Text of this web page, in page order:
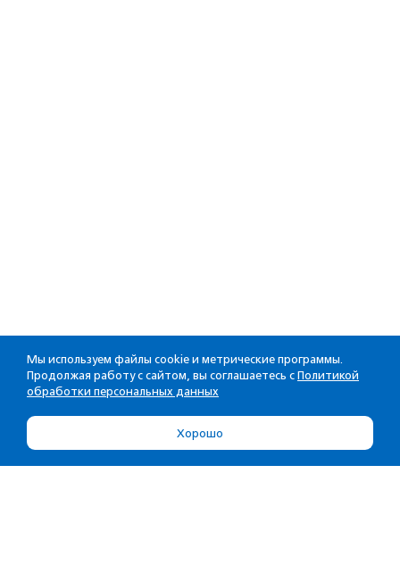
Мы используем файлы cookie и метрические программы.
Продолжая работу с сайтом, вы соглашаетесь с Политикой
обработки персональных данных
Хорошо